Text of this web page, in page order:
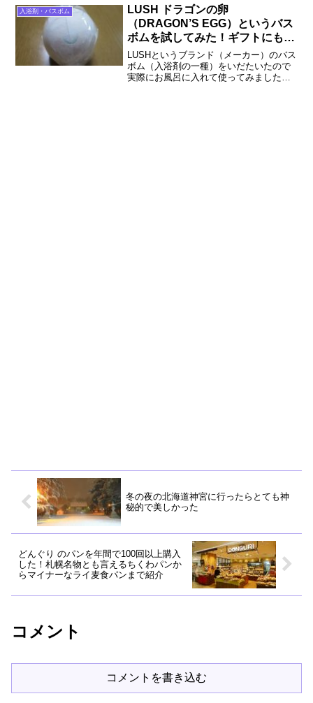
まさに温泉！と感じられる入浴剤でし
た。実際に使った感想、お湯に入れた時
の様子を詳しく説明します。
入浴剤・バスボム
LUSH ドラゴンの卵
（DRAGON’S EGG）というバス
ボムを試してみた！ギフトにもお
すすめの入浴剤
LUSHというブランド（メーカー）のバス
ボム（入浴剤の一種）をいだたいたので
実際にお風呂に入れて使ってみました。
冬の夜の北海道神宮に行ったらとても神
秘的で美しかった
どんぐり のパンを年間で100回以上購入
した！札幌名物とも言えるちくわパンか
らマイナーなライ麦食パンまで紹介
コメント
コメントを書き込む